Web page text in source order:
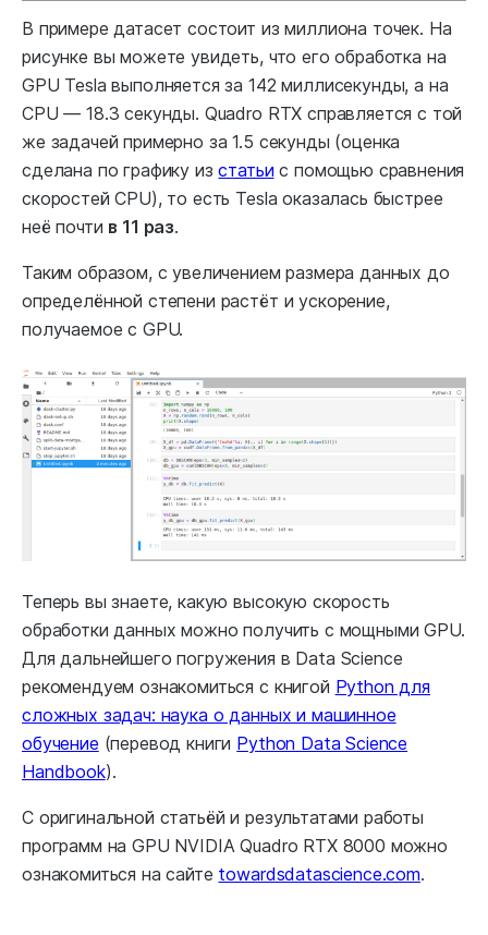
В примере датасет состоит из миллиона точек. На
рисунке вы можете увидеть, что его обработка на
GPU Tesla выполняется за 142 миллисекунды, а на
CPU — 18.3 секунды. Quadro RTX справляется с той
же задачей примерно за 1.5 секунды (оценка
сделана по графику изстатьи с помощью сравнения
скоростей CPU), то есть Tesla оказалась быстрее
неё почти в 11 раз.
Таким образом, с увеличением размера данных до
определённой степени растёт и ускорение,
получаемое с GPU.
Теперь вы знаете, какую высокую скорость
обработки данных можно получить с мощными GPU.
Для дальнейшего погружения в Data Science
рекомендуем ознакомиться с книгой Python для
сложных задач: наука о данных и машинное
обучение (перевод книги Python Data Science
Handbook).
С оригинальной статьёй и результатами работы
программ на GPU NVIDIA Quadro RTX 8000 можно
ознакомиться на сайте towardsdatascience.com.